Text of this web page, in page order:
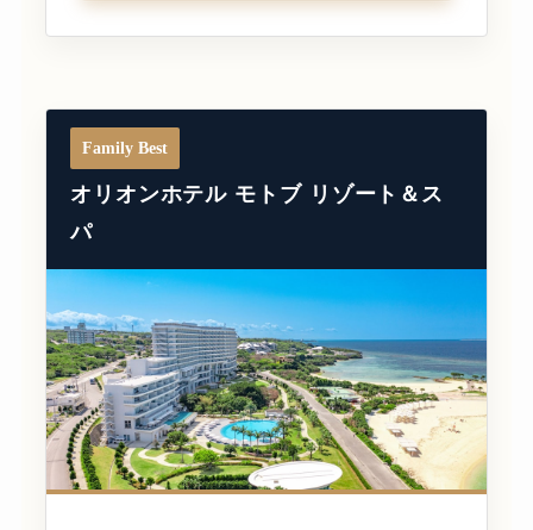
Family Best
オリオンホテル モトブ リゾート＆ス
パ